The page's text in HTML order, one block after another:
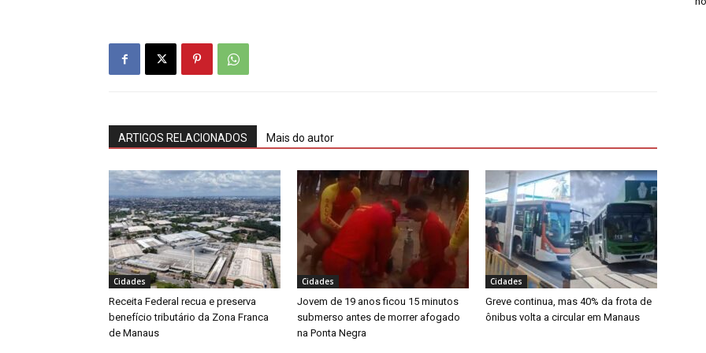
ARTIGOS RELACIONADOS Mais do autor
Cidades
Receita Federal recua e preserva
benefício tributário da Zona Franca
de Manaus
Cidades
Jovem de 19 anos ficou 15 minutos
submerso antes de morrer afogado
na Ponta Negra
Cidades
Greve continua, mas 40% da frota de
ônibus volta a circular em Manaus